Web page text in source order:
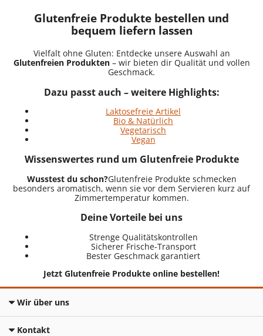
Glutenfreie Produkte bestellen und
bequem liefern lassen
Vielfalt ohne Gluten: Entdecke unsere Auswahl an
Glutenfreien Produkten– wir bieten dir Qualität und vollen
Geschmack.
Dazu passt auch – weitere Highlights:
Laktosefreie Artikel
Bio & Natürlich
Vegetarisch
Vegan
Wissenswertes rund um Glutenfreie Produkte
Wusstest du schon?Glutenfreie Produkte schmecken
besonders aromatisch, wenn sie vor dem Servieren kurz auf
Zimmertemperatur kommen.
Deine Vorteile bei uns
Strenge Qualitätskontrollen
Sicherer Frische-Transport
Bester Geschmack garantiert
Jetzt Glutenfreie Produkte online bestellen!
Wir über uns
Kontakt